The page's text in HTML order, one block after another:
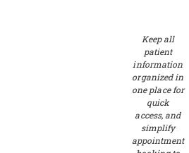
Keep all
patient
information
organized in
one place for
quick
access, and
simplify
appointment